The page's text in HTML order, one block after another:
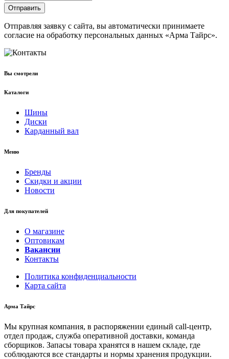
Отправить
Отправляя заявку с сайта, вы автоматически принимаете
согласие на обработку персональных данных «Арма Тайрс».
Вы смотрели
Каталоги
Шины
Диски
Карданный вал
Меню
Бренды
Скидки и акции
Новости
Для покупателей
О магазине
Оптовикам
Вакансии
Контакты
Политика конфиденциальности
Карта сайта
Арма Тайрс
Мы крупная компания, в распоряжении единый call-центр,
отдел продаж, служба оперативной доставки, команда
сборщиков. Запасы товара хранятся в нашем складе, где
соблюдаются все стандарты и нормы хранения продукции.